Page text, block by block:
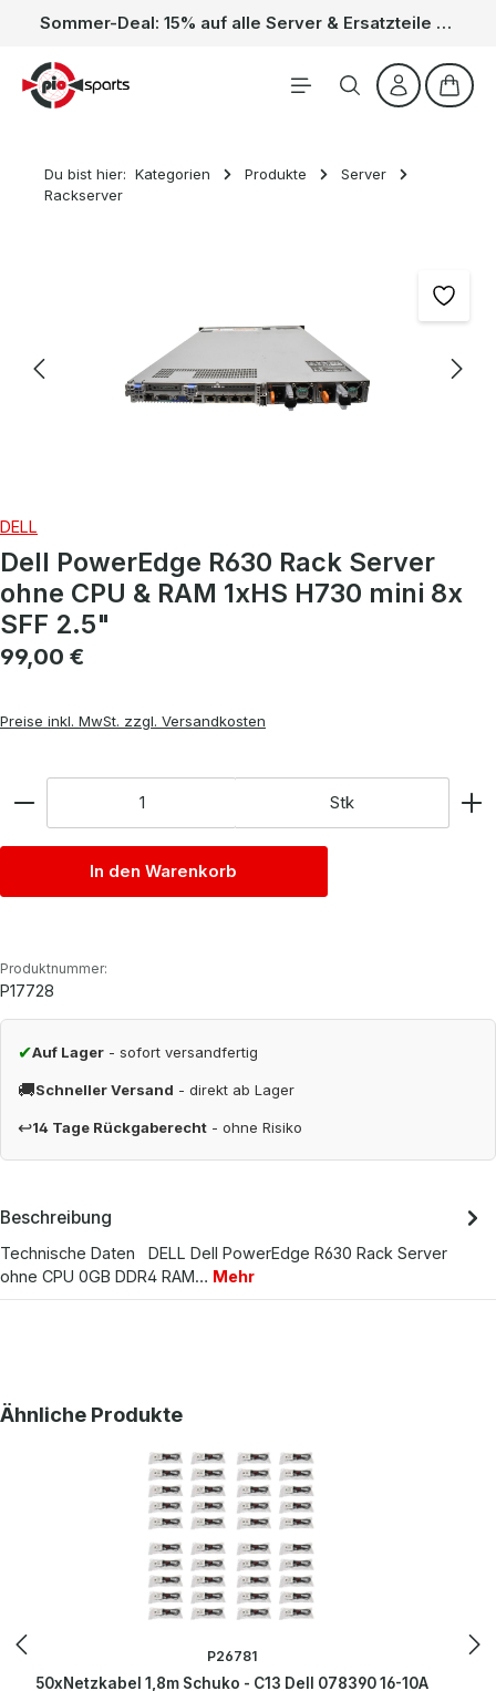
Zum Hauptinhalt springen Sommer-Deal: 15% auf alle Server & Ersatzteile – Kein Code nötig, der Rabatt wird automatisch im Warenkorb abgezogen. Gültig vom 01.06. bis 31.08.
Du bist hier: Kategorien Produkte
Server
Rackserver
DELL
Dell PowerEdge R630 Rack Server
ohne CPU & RAM 1xHS H730 mini 8x
SFF 2.5"
Regulärer Preis:
99,00 €
Preise inkl. MwSt. zzgl. Versandkosten
Stk
In den Warenkorb
Produktnummer:
P17728
✔Auf Lager - sofort versandfertig
🚚Schneller Versand - direkt ab Lager
↩14 Tage Rückgaberecht - ohne Risiko
Beschreibung
Technische Daten DELL Dell PowerEdge R630 Rack Server
ohne CPU 0GB DDR4 RAM… Mehr
Produktgalerie überspringen
Ähnliche Produkte
P26781
50xNetzkabel 1,8m Schuko - C13 Dell 078390 16-10A